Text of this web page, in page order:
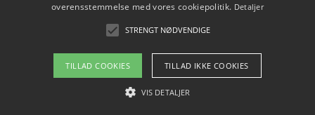
Copyright 2026 - Pilanto Aps
Om / kontakt
overensstemmelse med vores cookiepolitik. Detaljer
STRENGT NØDVENDIGE
TILLAD COOKIES TILLAD IKKE COOKIES
VIS DETALJER